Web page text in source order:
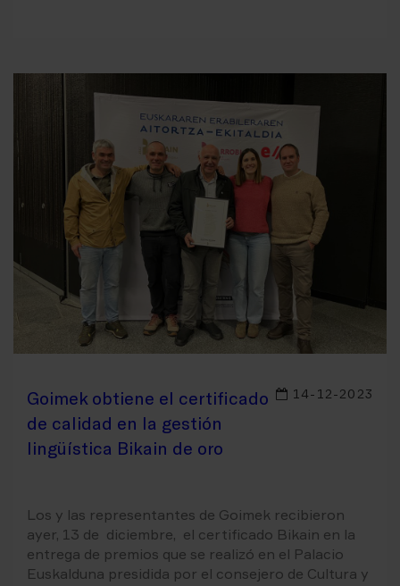
Goimek obtiene el certificado
de calidad en la gestión
lingüística Bikain de oro
14-12-2023
Los y las representantes de Goimek recibieron
ayer, 13 de diciembre, el certificado Bikain en la
entrega de premios que se realizó en el Palacio
Euskalduna presidida por el consejero de Cultura y